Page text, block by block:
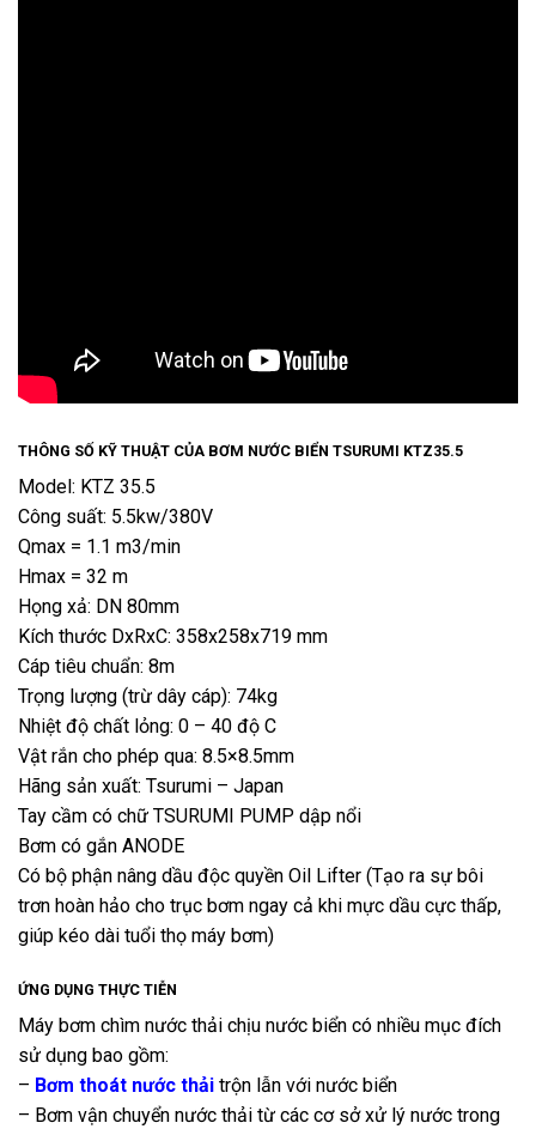
THÔNG SỐ KỸ THUẬT CỦA BƠM NƯỚC BIỂN TSURUMI KTZ35.5
Model: KTZ 35.5
Công suất: 5.5kw/380V
Qmax = 1.1 m3/min
Hmax = 32 m
Họng xả: DN 80mm
Kích thước DxRxC: 358x258x719 mm
Cáp tiêu chuẩn: 8m
Trọng lượng (trừ dây cáp): 74kg
Nhiệt độ chất lỏng: 0 – 40 độ C
Vật rắn cho phép qua: 8.5×8.5mm
Hãng sản xuất: Tsurumi – Japan
Tay cầm có chữ TSURUMI PUMP dập nổi
Bơm có gắn ANODE
Có bộ phận nâng dầu độc quyền Oil Lifter (Tạo ra sự bôi
trơn hoàn hảo cho trục bơm ngay cả khi mực dầu cực thấp,
giúp kéo dài tuổi thọ máy bơm)
ỨNG DỤNG THỰC TIỄN
Máy bơm chìm nước thải chịu nước biển có nhiều mục đích
sử dụng bao gồm:
– Bơm thoát nước thải trộn lẫn với nước biển
– Bơm vận chuyển nước thải từ các cơ sở xử lý nước trong